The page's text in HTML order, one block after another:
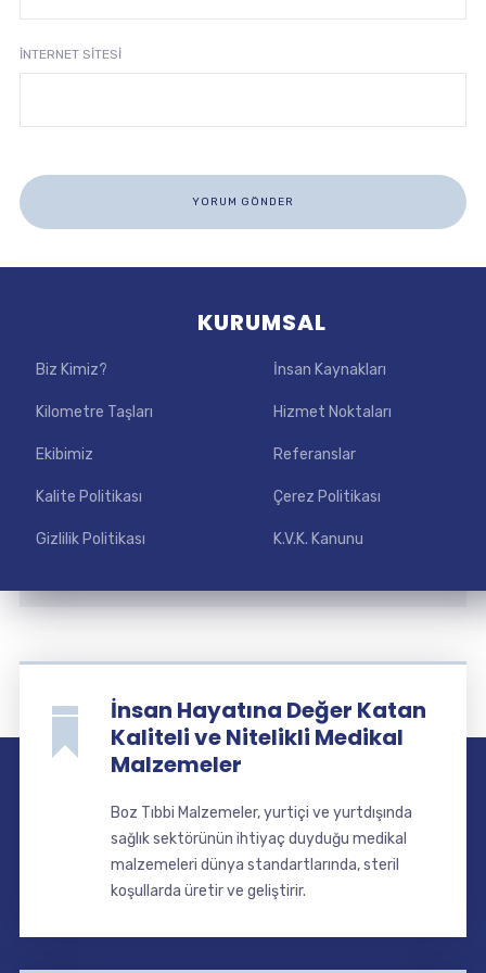
İNTERNET SITESI
KURUMSAL
Biz Kimiz? İnsan Kaynakları
Kilometre Taşları Hizmet Noktaları
Ekibimiz Referanslar
Kalite Politikası Çerez Politikası
Gizlilik Politikası K.V.K. Kanunu
İnsan Hayatına Değer Katan
Kaliteli ve Nitelikli Medikal
Malzemeler
Boz Tıbbi Malzemeler, yurtiçi ve yurtdışında
sağlık sektörünün ihtiyaç duyduğu medikal
malzemeleri dünya standartlarında, steril
koşullarda üretir ve geliştirir.